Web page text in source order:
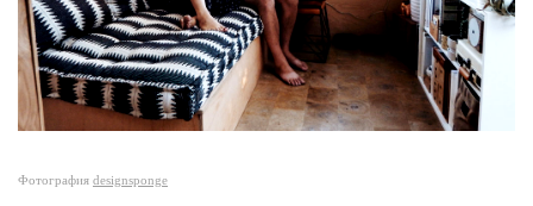
Фотография designsponge